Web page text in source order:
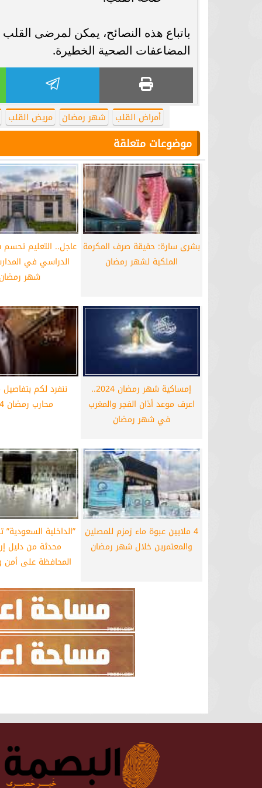
باتباع هذه النصائح، يمكن لمرضى
المضاعفات الصحية الخطيرة.
أمراض القلب شهر رمضان مريض القلب
موضوعات متعلقة
بشرى سارة: حقيقة صرف المكرمة
الملكية لشهر رمضان
عاجل.. التعليم
الدراسي في
شهر
إمساكية شهر رمضان 2024..
اعرف موعد أذان الفجر والمغرب
في شهر رمضان
ننفرد لكم
محارب رمضان 2024
4 ملايين عبوة ماء زمزم للمصلين
والمعتمرين خلال شهر رمضان
”الداخلية
محدثة من دليل
المحافظة على أمن
كأس العالم